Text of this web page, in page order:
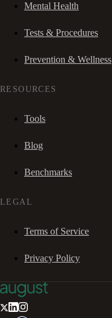
Mental Health
Tests & Procedures
Prevention & Wellness
RESOURCES
Tools
Blog
Benchmarks
LEGAL
Terms of Service
Privacy Policy